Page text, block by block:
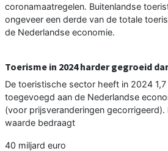
coronamaatregelen. Buitenlandse
ongeveer een derde van de totale
de Nederlandse economie.
Toerisme in 2024 harder gegroeid
De toeristische sector heeft in 2024
toegevoegd aan de Nederlandse
(voor prijsveranderingen
waarde bedraagt
40 miljard euro